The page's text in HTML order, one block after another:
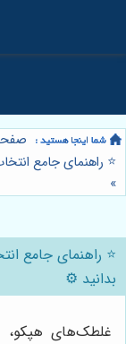
⭐️ راهنمای جامع
»
⭐️ راهنمای جامع
بدانید ⚙️
غلطک‌های هپکو،